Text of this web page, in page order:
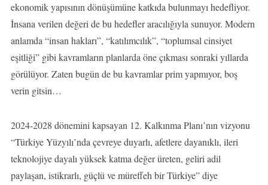
ekonomik yapısının dönüşümüne katkıda bulunmayı hedefliyor.
İnsana verilen değeri de bu hedefler aracılığıyla sunuyor. Modern
anlamda “insan hakları”, “katılımcılık”, “toplumsal cinsiyet
eşitliği” gibi kavramların planlarda öne çıkması sonraki yıllarda
görülüyor. Zaten bugün de bu kavramlar prim yapmıyor, boş
verin gitsin…
2024-2028 dönemini kapsayan 12. Kalkınma Planı’nın vizyonu
“Türkiye Yüzyılı’nda çevreye duyarlı, afetlere dayanıklı, ileri
teknolojiye dayalı yüksek katma değer üreten, geliri adil
paylaşan, istikrarlı, güçlü ve müreffeh bir Türkiye” diye